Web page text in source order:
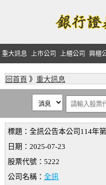
重大訊息 上市公司 上櫃公司 興櫃
回首頁 》 重大訊息
標題：全訊公告本公司114年
日期：2025-07-23
股票代號：5222
公司名稱： 全訊